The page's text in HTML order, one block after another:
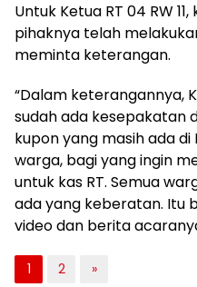
Untuk Ketua RT 04 RW
pihaknya telah
meminta keterangan.
“Dalam keterangannya,
sudah ada kesepakatan
kupon yang masih ada
warga, bagi yang ingin
untuk kas RT. Semua
ada yang keberatan. Itu
video dan berita
1 2 »